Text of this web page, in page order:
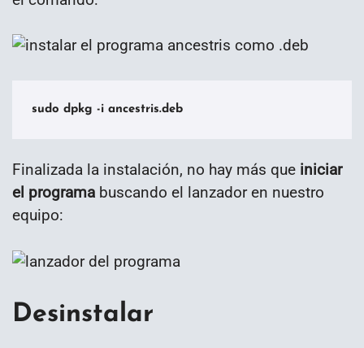
sudo dpkg -i ancestris.deb
Finalizada la instalación, no hay más que iniciar
el programa buscando el lanzador en nuestro
equipo:
Desinstalar